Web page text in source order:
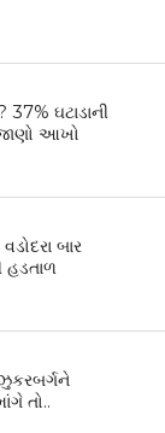
37% ઘટાડાની
જાણો આખો
બાર
તો..